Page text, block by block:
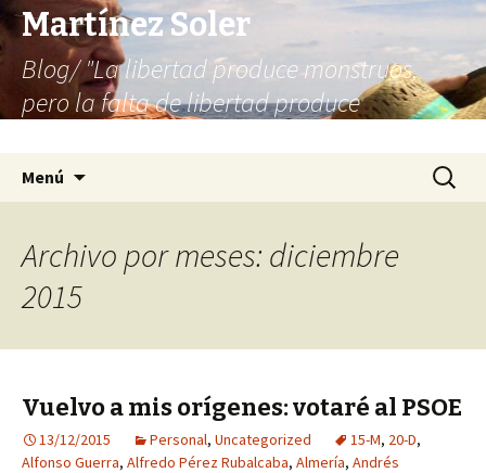
Martínez Soler
Blog/ "La libertad produce monstruos,
pero la falta de libertad produce
Menú Buscar:
Archivo por meses: diciembre
2015
Vuelvo a mis orígenes: votaré al PSOE
13/12/2015 Personal, Uncategorized 15-M, 20-D,
Alfonso Guerra, Alfredo Pérez Rubalcaba, Almería, Andrés